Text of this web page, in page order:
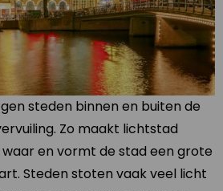
steden binnen en buiten de
Zo maakt lichtstad
waar en vormt de stad een grote
Steden stoten vaak veel licht